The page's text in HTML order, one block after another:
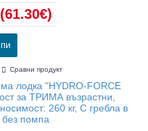
(61.30€)
Сравни продукт